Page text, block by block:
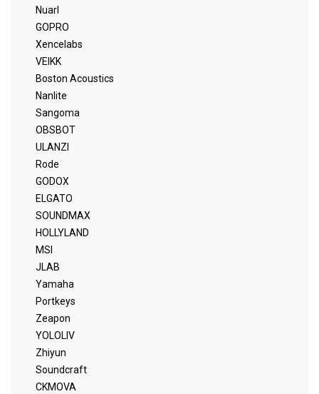
Nuarl
GOPRO
Xencelabs
VEIKK
Boston Acoustics
Nanlite
Sangoma
OBSBOT
ULANZI
Rode
GODOX
ELGATO
SOUNDMAX
HOLLYLAND
MSI
JLAB
Yamaha
Portkeys
Zeapon
YOLOLIV
Zhiyun
Soundcraft
CKMOVA